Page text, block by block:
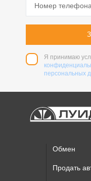
Я принимаю
персональных
Обмен
Продать